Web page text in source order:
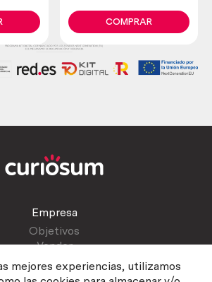
mejores experiencias, utilizamos
COMPRAR
Empresa
Objetivos
Vender